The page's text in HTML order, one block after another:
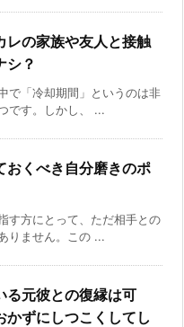
レの家族や友人と接触
シ？
で「冷却期間」というのは非
です。しかし、 ...
おくべき自分磨きのポ
す方にとって、ただ相手との
りません。この ...
る元彼との復縁は可
かずにしつこくしてし